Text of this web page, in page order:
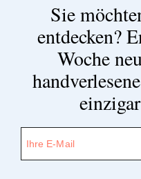
Sie
entdecken?
Woche